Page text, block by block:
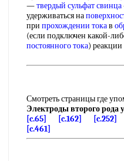
—твердый сульфатсвинца
удерживаться на
при прохождении токав
(если подключен какой-
постоянного тока) реакции
Смотреть страницы где
Электроды второго рода
[c.65]
[c.162] [c.252]
[c.461]